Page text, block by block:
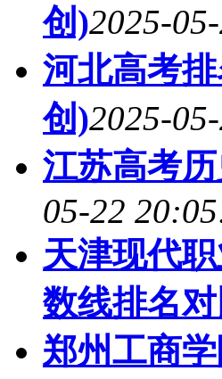
创)2025-
河北高考
创)2025-
江苏高考
05-22
天津现代
数线排名
郑州工商